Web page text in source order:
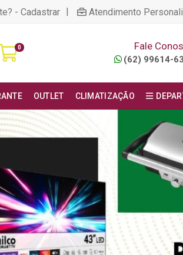
- Cadastrar | Atendimento
0 Fale
(62) 99614-
OUTLET CLIMATIZAÇÃO